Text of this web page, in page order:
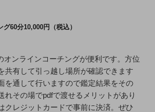
60分10,000円（税込）
オンラインコーチングが便利です。方位
共有して引っ越し場所が確認できます
を通して行いますので鑑定結果をその
れその場でpdfで渡せるメリットがあり
クレジットカードで事前に決済。ぜひ